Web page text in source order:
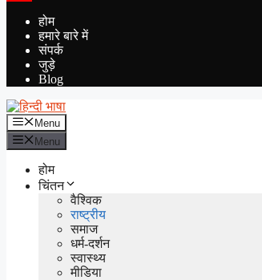
YouTube
होम
हमारे बारे में
संपर्क
जुड़े
Blog
Menu
Menu
होम
चिंतन
वैश्विक
राष्ट्रीय
समाज
धर्म-दर्शन
स्वास्थ्य
मीडिया